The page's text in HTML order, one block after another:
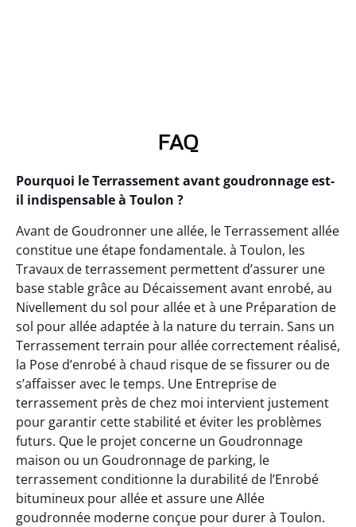
FAQ
Pourquoi le Terrassement avant goudronnage est-
il indispensable à Toulon ?
Avant de Goudronner une allée, le Terrassement allée
constitue une étape fondamentale. à Toulon, les
Travaux de terrassement permettent d’assurer une
base stable grâce au Décaissement avant enrobé, au
Nivellement du sol pour allée et à une Préparation de
sol pour allée adaptée à la nature du terrain. Sans un
Terrassement terrain pour allée correctement réalisé,
la Pose d’enrobé à chaud risque de se fissurer ou de
s’affaisser avec le temps. Une Entreprise de
terrassement près de chez moi intervient justement
pour garantir cette stabilité et éviter les problèmes
futurs. Que le projet concerne un Goudronnage
maison ou un Goudronnage de parking, le
terrassement conditionne la durabilité de l’Enrobé
bitumineux pour allée et assure une Allée
goudronnée moderne conçue pour durer à Toulon.